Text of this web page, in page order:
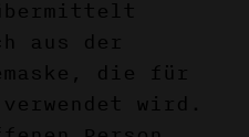
aus der
die für
wird.